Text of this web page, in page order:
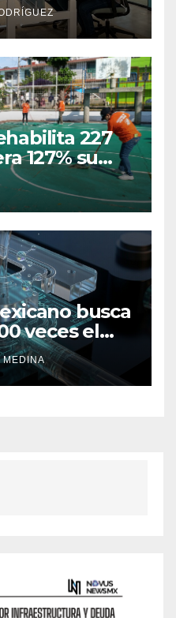
227
127% su
2026
busca
veces el
fallas en
MEDINA